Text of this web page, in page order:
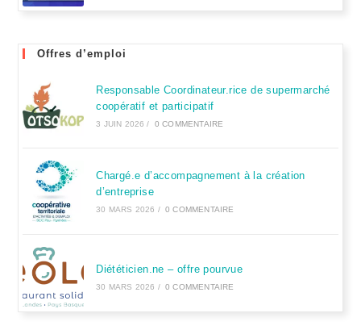
Offres d’emploi
Responsable Coordinateur.rice de supermarché
coopératif et participatif
3 JUIN 2026 / 0 COMMENTAIRE
Chargé.e d’accompagnement à la création
d’entreprise
30 MARS 2026 / 0 COMMENTAIRE
Diététicien.ne – offre pourvue
30 MARS 2026 / 0 COMMENTAIRE